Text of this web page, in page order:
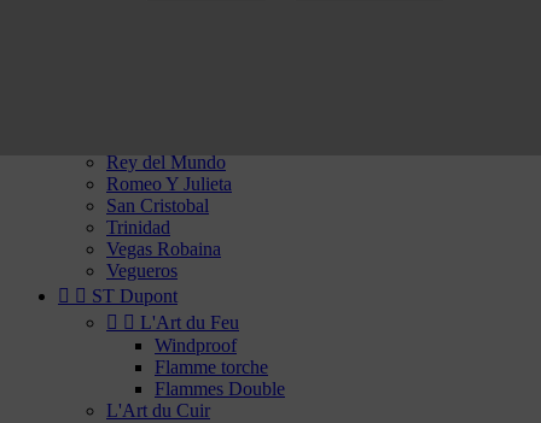
Rey del Mundo
Romeo Y Julieta
San Cristobal
Trinidad
Vegas Robaina
Vegueros
  ST Dupont
  L'Art du Feu
Windproof
Flamme torche
Flammes Double
L'Art du Cuir